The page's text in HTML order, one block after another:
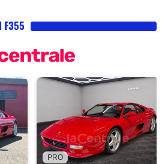
plaisir au volant d'une
celui avec airbag étant
et bénéficier en plus d'une
à gants. Je la voulais rouge
corsa), avec une traçabilité
l'intégralité des documents et
d'origine et les factures. Bien
elle devait être en parfait
accidentée. J'ai mis 2 ans
l'objet rare.
F355
PRO